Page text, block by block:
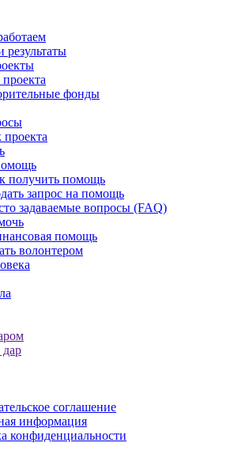
результаты
фонды
получить помощь
запрос на помощь
задаваемые вопросы (FAQ)
помощь
волонтером
соглашение
информация
конфиденциальности